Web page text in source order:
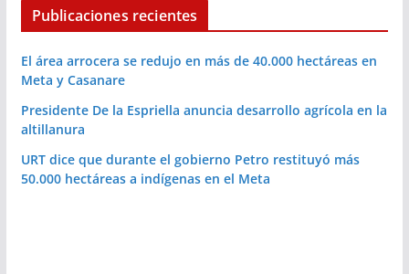
Publicaciones recientes
El área arrocera se redujo en más de 40.000 hectáreas en
Meta y Casanare
Presidente De la Espriella anuncia desarrollo agrícola en la
altillanura
URT dice que durante el gobierno Petro restituyó más
50.000 hectáreas a indígenas en el Meta